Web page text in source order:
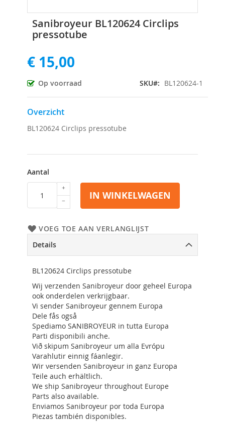
Sanibroyeur BL120624 Circlips
pressotube
€ 15,00
Op voorraad SKU BL120624-1
Overzicht
BL120624 Circlips pressotube
Aantal
IN WINKELWAGEN
VOEG TOE AAN VERLANGLIJST
naar
het
van
de
afbeeldingen-
gallerij
Details
BL120624 Circlips pressotube
Wij verzenden Sanibroyeur door geheel Europa
ook onderdelen verkrijgbaar.
Vi sender Sanibroyeur gennem Europa
Dele fås også
Spediamo SANIBROYEUR in tutta Europa
Parti disponibili anche.
Við skipum Sanibroyeur um alla Evrópu
Varahlutir einnig fáanlegir.
Wir versenden Sanibroyeur in ganz Europa
Teile auch erhältlich.
We ship Sanibroyeur throughout Europe
Parts also available.
Enviamos Sanibroyeur por toda Europa
Piezas también disponibles.